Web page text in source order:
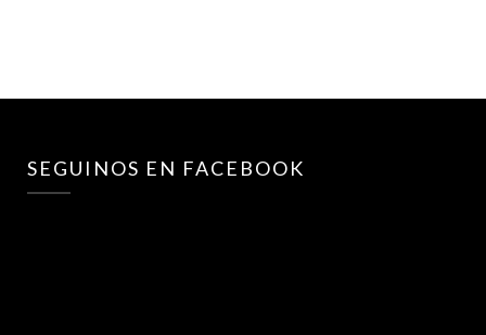
SEGUINOS EN FACEBOOK